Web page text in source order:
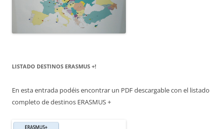
LISTADO DESTINOS ERASMUS +!
En esta entrada podéis encontrar un PDF descargable con el listado
completo de destinos ERASMUS +